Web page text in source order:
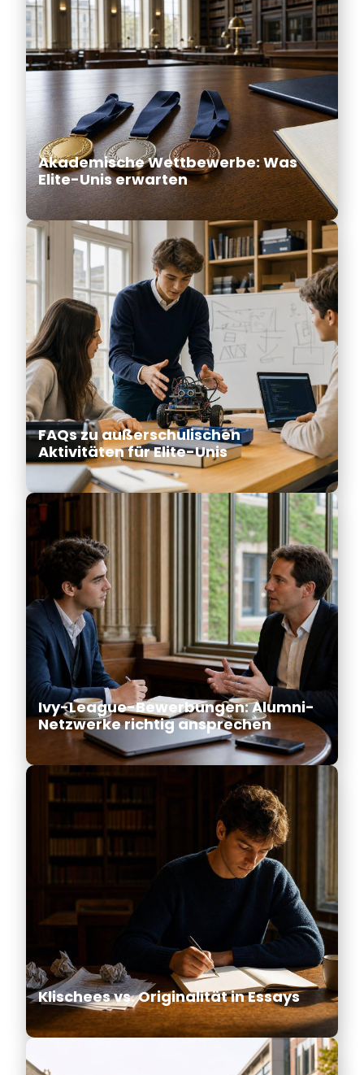
Akademische Wettbewerbe: Was
Elite-Unis erwarten
FAQs zu außerschulischen
Aktivitäten für Elite-Unis
Ivy-League-Bewerbungen: Alumni-
Netzwerke richtig ansprechen
Klischees vs. Originalität in Essays